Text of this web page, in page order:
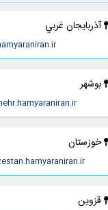
آذربايجان غربي
بوشهر
خوزستان
قزوين